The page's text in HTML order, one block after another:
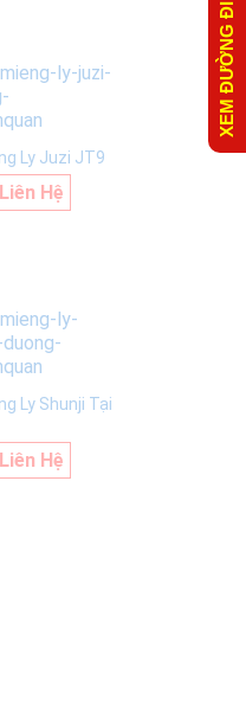
Ly Juzi JT9
Hệ
Ly Shunji Tại
Hệ
XEM ĐƯỜNG ĐI